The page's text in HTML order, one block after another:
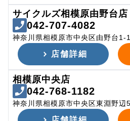
サイクルズ相模原由野台店
042-707-4082
神奈川県相模原市中央区由野台1-
店舗詳細
相模原中央店
042-768-1182
神奈川県相模原市中央区東淵野辺